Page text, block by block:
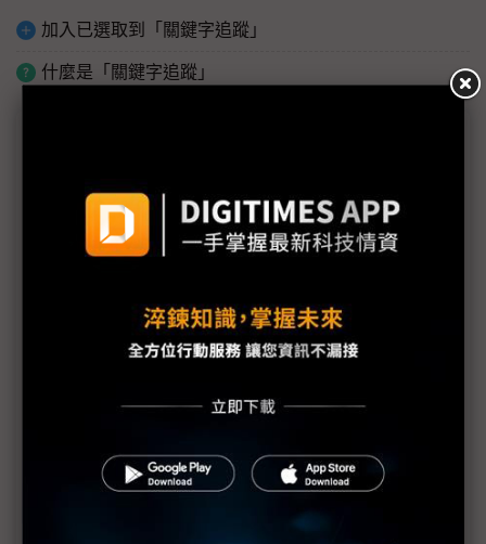
加入已選取到「關鍵字追蹤」
什麼是「關鍵字追蹤」
（Tech Forum 2026）AI Agent推升Arm CPU需求爆
發 2026年出貨估破600萬
（Tech Forum 2026）NB、手機出貨2026年探底
AI機種滲透率逆勢攀升
（Tech Forum 2026）運算力與數據雙輪驅動 2026
（Tech Forum 2026）AI驅動人形機器人美中競逐